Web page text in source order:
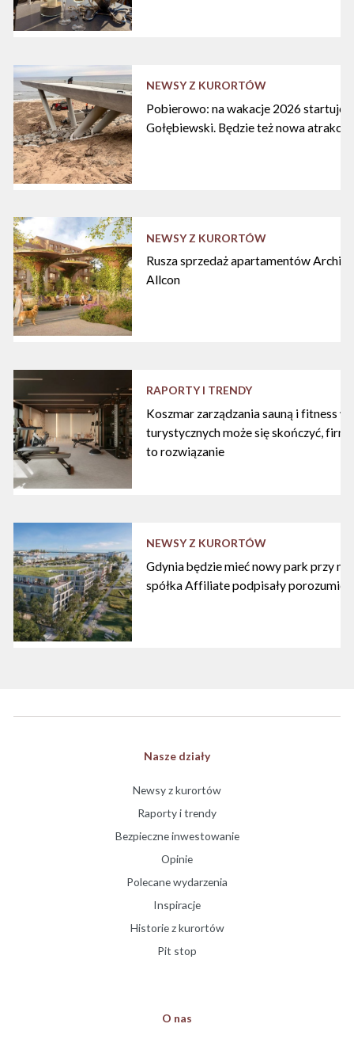
NEWSY Z KURORTÓW
Pobierowo: na wakacje 2026 startuje
Gołębiewski. Będzie też nowa atrakcja
NEWSY Z KURORTÓW
Rusza sprzedaż apartamentów
Allcon
RAPORTY I TRENDY
Koszmar zarządzania sauną i fitness w
turystycznych może się skończyć,
to rozwiązanie
NEWSY Z KURORTÓW
Gdynia będzie mieć nowy park przy
spółka Affiliate podpisały
Nasze działy
Newsy z kurortów
Raporty i trendy
Bezpieczne inwestowanie
Opinie
Polecane wydarzenia
Inspiracje
Historie z kurortów
Pit stop
O nas